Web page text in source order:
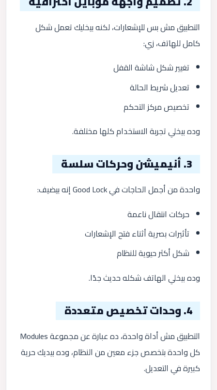
التطبيق مش بس للإشعارات، لكنه بيخليك تعمل شكل
كامل للهاتف، زي:
تغيير شكل شاشة القفل
تعديل شريط الحالة
تخصيص مركز التحكم
وده بيخلي تجربة الاستخدام كلها مختلفة.
3. أنيميشن وحركات سلسة
واحدة من أجمل الحاجات في Good Lock إنه بيضيف:
حركات انتقال ناعمة
تأثيرات بصرية أثناء فتح الإشعارات
شكل أكثر حيوية للنظام
وده بيخلي الهاتف شكله حديث جدًا.
4. وحدات تخصيص متعددة
التطبيق مش أداة واحدة، ده عبارة عن مجموعة Modules
كل واحدة بتخصص جزء معين من النظام، وده بيديك حرية
كبيرة في التعديل.